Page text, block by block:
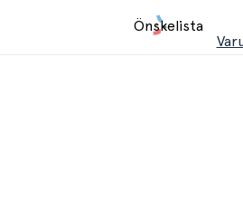
Önskelista